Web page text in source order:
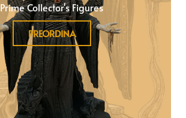
Prime Collector's Figures
PREORDINA